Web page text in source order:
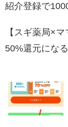
紹介登録で
【スギ薬局×
50%還元にな